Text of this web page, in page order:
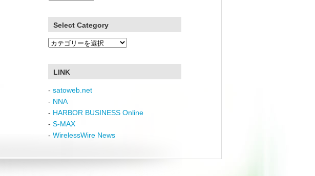
Select Category
Select
LINK
- satoweb.net
- NNA
- HARBOR BUSINESS Online
- S-MAX
- WirelessWire News